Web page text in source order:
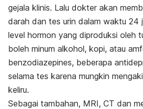
gejala klinis. Lalu dokter akan
darah dan tes urin dalam waktu 24
level hormon yang diproduksi oleh
boleh minum alkohol, kopi, atau
benzodiazepines, beberapa
selama tes karena mungkin
keliru.
Sebagai tambahan, MRI, CT dan